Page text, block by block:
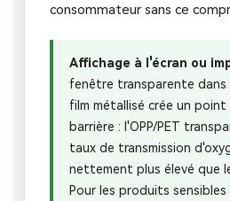
consommateur sans ce
Affichage à l'écran ou
fenêtre transparente dans
film métallisé crée un
barrière : l'OPP/PET
taux de transmission
nettement plus élevé que
Pour les produits sensibles